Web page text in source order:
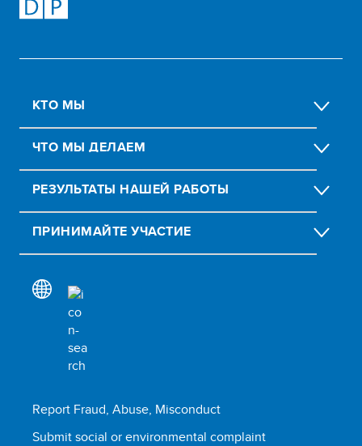
КТО МЫ
ЧТО МЫ ДЕЛАЕМ
РЕЗУЛЬТАТЫ НАШЕЙ РАБОТЫ
ПРИНИМАЙТЕ УЧАСТИЕ
Report Fraud, Abuse, Misconduct
Submit social or environmental complaint